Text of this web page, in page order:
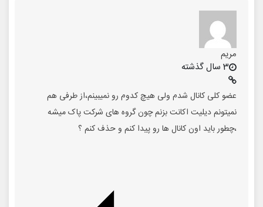
مریم
3 سال گذشته
عضو کلی کانال شدم ولی هیچ کدوم رو نمیبینم،از طرفی هم
نمیتونم دیلیت اکانت بزنم چون گروه های شرکت پاک میشه
،چطور باید اون کانال ها رو پیدا کنم و حذف کنم ؟